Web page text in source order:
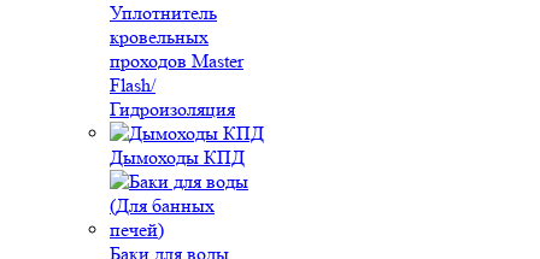
Уплотнитель
кровельных
проходов Master
Flash/
Гидроизоляция
Дымоходы КПД
Баки для воды